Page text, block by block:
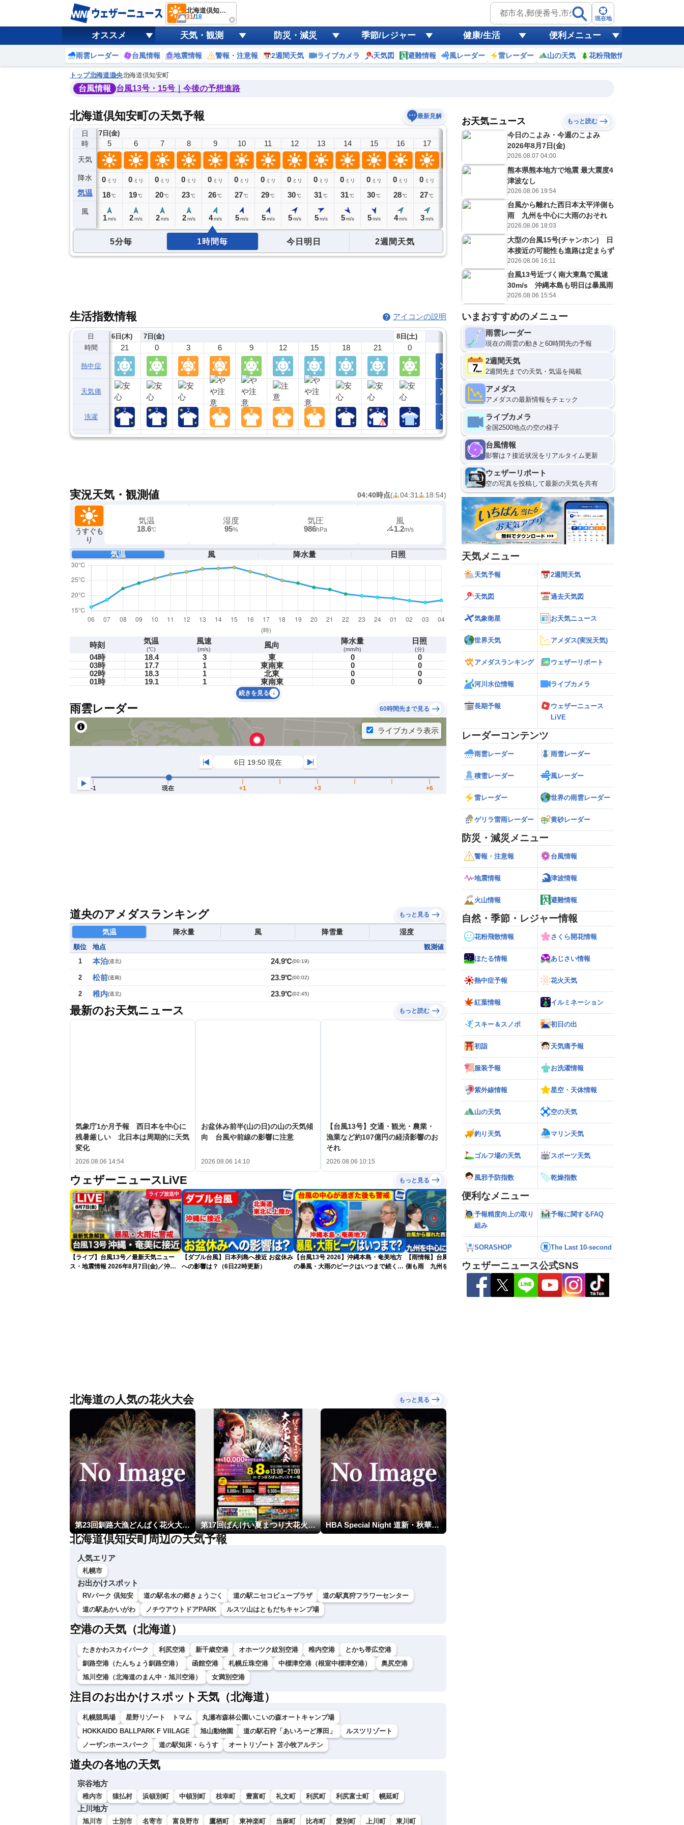
北海道倶知安町
31/18 現在地
オススメ 天気・観測 防災・減災 季節/レジャー 健康/生活 便利メニュー
雨雲レーダー 台風情報 地震情報 警報・注意報 2週間天気 ライブカメラ 天気図 避難情報 風レーダー 雷レーダー 山の天気 花粉飛散情報
トップ北海道道央北海道倶知安町
台風情報 台風13号・15号｜今後の予想進路
北海道倶知安町の天気予報 最新見解
日
時
天気
降水
気温
風
7日(金)
4
0ミリ
19℃
5
0 ミリ
18℃
1 m/s
6
0 ミリ
19℃
2 m/s
7
0 ミリ
20℃
2 m/s
8
0 ミリ
23℃
2 m/s
9
0 ミリ
26℃
4 m/s
10
0 ミリ
27℃
5 m/s
11
0 ミリ
29℃
5 m/s
12
0 ミリ
30℃
5 m/s
13
0 ミリ
31℃
5 m/s
14
0 ミリ
31℃
5 m/s
15
0 ミリ
30℃
5 m/s
16
0 ミリ
28℃
4 m/s
17
0 ミリ
27℃
3 m/s
20
ミリ
24
m/s
21
0 ミリ
23
1m/s
22
23
1 m/s 1m/s 1
5分毎 1時間毎 今日明日 2週間天気
生活指数情報 アイコンの説明
日
時間
熱中症
天気痛
洗濯
6日(木)
21
7日(金)
0 3 6 9 12 15 18 21
8日(土)
0
実況天気・観測値 04:40時点( 04:31 18:54)
うすぐも
り
気温
18.6℃
湿度
95%
気圧
986hPa
風
1.2m/s
気温 風 降水量 日照
時刻 気温
(℃)
風速
(m/s) 風向 降水量
(mm/h)
日照
(分)
04時 18.4 3 東 0
0
03時
17.7 1 東南東 0
0
02時
18.3 1 北東 0
0
01時
19.1 1 東南東 0 0
続きを見る
雨雲レーダー 60時間先まで見る
道央のアメダスランキング もっと見る
気温 降水量 風 降雪量 湿度
順位 地点
観測値
1
本泊(道北) 24.9℃(00:19)
2 松前(道南) 23.9℃(00:02)
2 稚内(道北) 23.9℃(02:45)
最新のお天気ニュース もっと読む
気象庁1か月予報 西日本を中心に
残暑厳しい 北日本は周期的に天気
変化
2026.08.06 14:54
お盆休み前半(山の日)の山の天気傾
向 台風や前線の影響に注意
2026.08.06 14:10
【台風13号】交通・観光・農業・
漁業など約107億円の経済影響のお
それ
2026.08.06 10:15
ウェザーニュースLiVE もっと見る
ライブ放送中
【ライブ】台風13号／最新天気ニュー
ス・地震情報 2026年8月7日(金)／沖
【ダブル台風】日本列島へ接近 お盆休み
への影響は？（6日22時更新）
【台風13号 2026】沖縄本島・奄美地方
の暴風・大雨のピークはいつまで続く？
【雨情報】台風から離れた西日本太平洋
側も雨 九州を中心に大雨のおそれ
【熊本八代で39℃観測】被災地・熊本へ
台風による雨風の影響は？
北海道の人気の花火大会 もっと見る
第23回釧路大漁どんぱく花火大会 ～道新・光と音のファンタジー～ 第17回ばんけい夏まつり大花火大会 HBA Special Night 道新・秋華火（はなび）
北海道倶知安町周辺の天気予報
人気エリア
札幌市
お出かけスポット
RVパーク 倶知安 道の駅名水の郷きょうごく 道の駅ニセコビュープラザ
道の駅真狩フラワーセンター
道の駅あかいがわ
ノチウアウトドアPARK ルスツ山はともだちキャンプ場
空港の天気（北海道）
たきかわスカイパーク 利尻空港 新千歳空港 オホーツク紋別空港 稚内空港
とかち帯広空港
釧路空港（たんちょう釧路空港）
函館空港 札幌丘珠空港 中標津空港（根室中標津空港）
奥尻空港
旭川空港（北海道のまん中・旭川空港）
女満別空港
注目のお出かけスポット天気（北海道）
札幌競馬場 星野リゾート トマム
丸瀬布森林公園いこいの森オートキャンプ場
HOKKAIDO BALLPARK F VIILAGE
旭山動物園 道の駅石狩「あいろーど厚田」
ルスツリゾート
ノーザンホースパーク
道の駅知床・らうす オートリゾート 苫小牧アルテン
道央の各地の天気
宗谷地方
稚内市 猿払村 浜頓別町 中頓別町 枝幸町 豊富町 礼文町 利尻町 利尻富士町 幌延町
上川地方
旭川市 士別市 名寄市 富良野市 鷹栖町 東神楽町 当麻町 比布町 愛別町 上川町 東川町
お天気ニュース もっと読む
今日のこよみ・今週のこよみ
2026年8月7日(金)
2026.08.07 04:00
熊本県熊本地方で地震 最大震度4
津波なし
2026.08.06 19:54
台風から離れた西日本太平洋側も
雨 九州を中心に大雨のおそれ
2026.08.06 18:03
大型の台風15号(チャンホン) 日
本接近の可能性も進路は定まらず
2026.08.06 16:11
台風13号近づく南大東島で風速
30m/s 沖縄本島も明日は暴風雨
2026.08.06 15:54
いまおすすめのメニュー
雨雲レーダー
現在の雨雲の動きと60時間先の予報
2週間天気
2週間先までの天気・気温を掲載
アメダス
アメダスの最新情報をチェック
ライブカメラ
全国2500地点の空の様子
台風情報
影響は？接近状況をリアルタイム更新
ウェザーリポート
空の写真を投稿して最新の天気を共有
天気メニュー
天気予報 2週間天気
天気図 過去天気図
気象衛星 お天気ニュース
世界天気 アメダス(実況天気)
アメダスランキング ウェザーリポート
河川水位情報 ライブカメラ
長期予報
ウェザーニュース
LiVE
レーダーコンテンツ
雨雲レーダー 雨雪レーダー
積雪レーダー 風レーダー
雷レーダー 世界の雨雲レーダー
ゲリラ雷雨レーダー 黄砂レーダー
防災・減災メニュー
警報・注意報 台風情報
地震情報 津波情報
火山情報 避難情報
自然・季節・レジャー情報
花粉飛散情報 さくら開花情報
ほたる情報 あじさい情報
熱中症予報 花火天気
紅葉情報 イルミネーション
スキー＆スノボ 初日の出
初詣 天気痛予報
服装予報 お洗濯情報
紫外線情報 星空・天体情報
山の天気 空の天気
釣り天気 マリン天気
ゴルフ場の天気 スポーツ天気
風邪予防指数 乾燥指数
便利なメニュー
予報精度向上の取り
組み
予報に関するFAQ
SORASHOP The Last 10-second
ウェザーニュース公式SNS